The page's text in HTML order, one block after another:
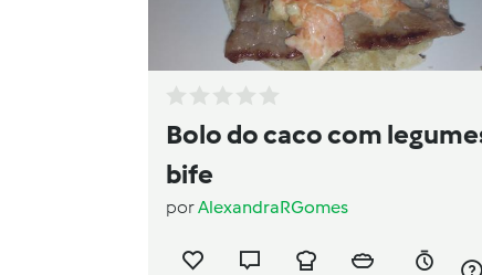
Bolo do caco com
bife
porAlexandraRGomes